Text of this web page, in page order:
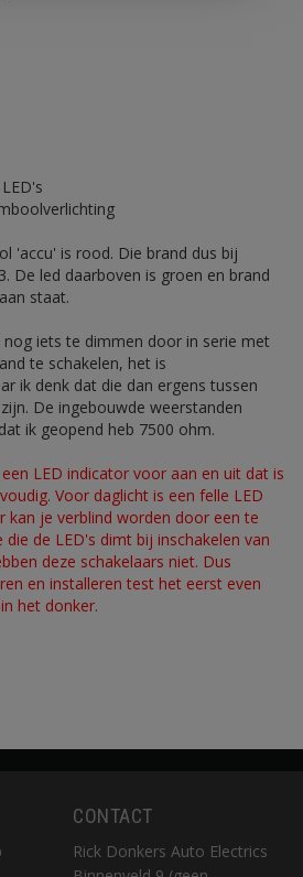
'accu' is rood. Die brand dus bij
De led daarboven is groen en brand
staat.
iets te dimmen door in serie met
te schakelen, het is
ik denk dat die dan ergens tussen
De ingebouwde weerstanden
ik geopend heb 7500 ohm.
LED indicator voor aan en uit dat is
Voor daglicht is een felle LED
kan je verblind worden door een te
die de LED's dimt bij inschakelen van
deze schakelaars niet. Dus
en installeren test het eerst even
het donker.
CONTACT
Rick Donkers Auto Electrics